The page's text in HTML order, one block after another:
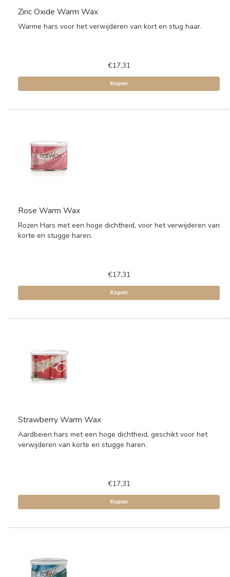
Zinc Oxide Warm Wax
Warme hars voor het verwijderen van kort en stug haar.
€17,31
Kopen
Rose Warm Wax
Rozen Hars met een hoge dichtheid, voor het verwijderen van
korte en stugge haren.
€17,31
Kopen
Strawberry Warm Wax
Aardbeien hars met een hoge dichtheid, geschikt voor het
verwijderen van korte en stugge haren.
€17,31
Kopen